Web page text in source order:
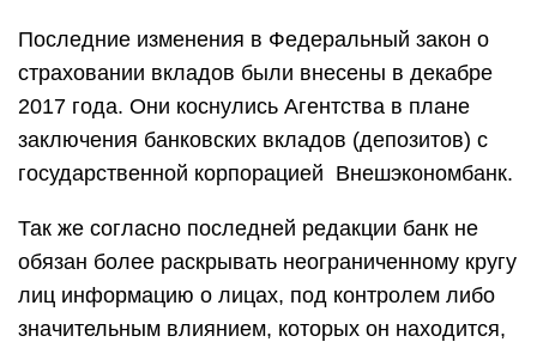
Последние изменения в Федеральный закон о
страховании вкладов были внесены в декабре
2017 года. Они коснулись Агентства в плане
заключения банковских вкладов (депозитов) с
государственной корпорацией Внешэкономбанк.
Так же согласно последней редакции банк не
обязан более раскрывать неограниченному кругу
лиц информацию о лицах, под контролем либо
значительным влиянием, которых он находится,